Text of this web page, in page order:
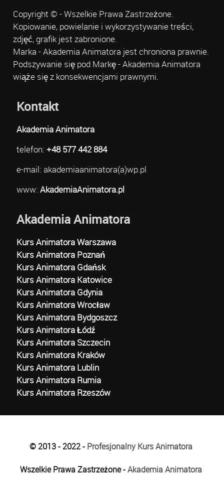
Copyright © - Wszelkie Prawa Zastrzeżone.
Kopiowanie, powielanie i wykorzystywanie treści,
zdjęć, grafik jest zabronione.
Marka - Akademia Animatora jest chroniona prawnie.
Podszywanie się pod Markę - Akademia Animatora
wiąże się z konsekwencjami prawnymi.
Kontakt
Akademia Animatora
telefon: +48 577 442 884
e-mail: akademiaanimatora(a)wp.pl
www: AkademiaAnimatora.pl
Akademia Animatora
Kurs Animatora Warszawa
Kurs Animatora Poznań
Kurs Animatora Gdańsk
Kurs Animatora Katowice
Kurs Animatora Gdynia
Kurs Animatora Wrocław
Kurs Animatora Bydgoszcz
Kurs Animatora Łódź
Kurs Animatora Szczecin
Kurs Animatora Kraków
Kurs Animatora Lublin
Kurs Animatora Rumia
Kurs Animatora Rzeszów
© 2013 - 2022 - Profesjonalny Kurs Animatora
Wszelkie Prawa Zastrzeżone -Akademia Animatora